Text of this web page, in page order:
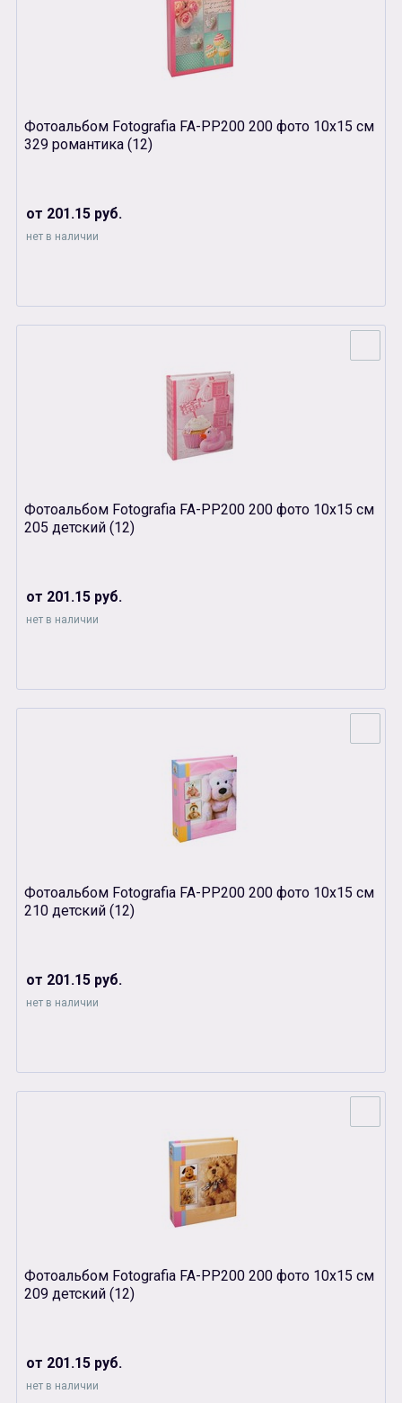
Фотоальбом Fotografia FA-PP200 200 фото 10х15 см
329 романтика (12)
от 201.15 руб.
нет в наличии
Фотоальбом Fotografia FA-PP200 200 фото 10х15 см
205 детский (12)
от 201.15 руб.
нет в наличии
Фотоальбом Fotografia FA-PP200 200 фото 10х15 см
210 детский (12)
от 201.15 руб.
нет в наличии
Фотоальбом Fotografia FA-PP200 200 фото 10х15 см
209 детский (12)
от 201.15 руб.
нет в наличии